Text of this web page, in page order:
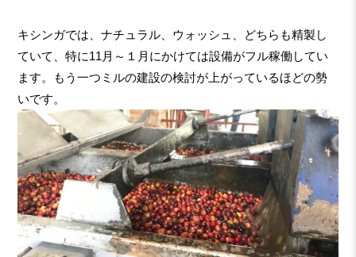
キシンガでは、ナチュラル、ウォッシュ、どちらも精製し
ていて、特に11月～１月にかけては設備がフル稼働してい
ます。もう一つミルの建設の検討が上がっているほどの勢
いです。